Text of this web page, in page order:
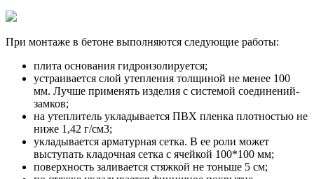
При монтаже в бетоне выполняются следующие работы:
плита основания гидроизолируется;
устраивается слой утепления толщиной не менее 100
мм. Лучше применять изделия с системой соединений-
замков;
на утеплитель укладывается ПВХ пленка плотностью не
ниже 1,42 г/см3;
укладывается арматурная сетка. В ее роли может
выступать кладочная сетка с ячейкой 100*100 мм;
поверхность заливается стяжкой не тоньше 5 см;